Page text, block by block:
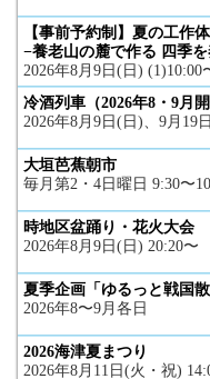
【事前予約制】夏の工作
−養老山の麓で作る 四季
2026年8月9日(日) (1)10:00
冷酒列車（2026年8・9月開
2026年8月9日(日)、9月19
大垣芭蕉朝市
毎月第2・4日曜日 9:30〜
時地区盆踊り・花火大会
2026年8月9日(日) 20:20〜
夏季企画「ゆるっと戦国散
2026年8〜9月各日
2026海津夏まつり
2026年8月11日(火・祝)